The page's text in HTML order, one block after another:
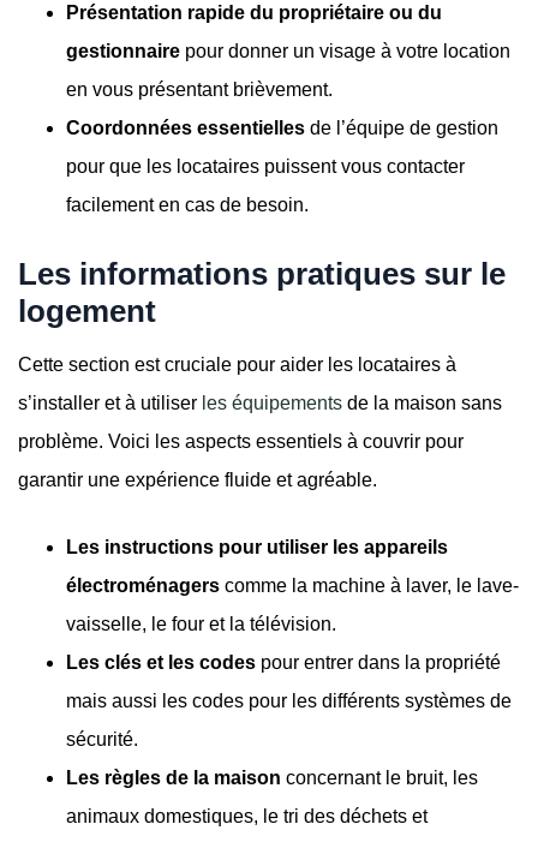
Présentation rapide du propriétaire ou du
gestionnaire pour donner un visage à votre location
en vous présentant brièvement.
Coordonnées essentielles de l’équipe de gestion
pour que les locataires puissent vous contacter
facilement en cas de besoin.
Les informations pratiques sur le
logement
Cette section est cruciale pour aider les locataires à
s’installer et à utiliser les équipements de la maison sans
problème. Voici les aspects essentiels à couvrir pour
garantir une expérience fluide et agréable.
Les instructions pour utiliser les appareils
électroménagers comme la machine à laver, le lave-
vaisselle, le four et la télévision.
Les clés et les codes pour entrer dans la propriété
mais aussi les codes pour les différents systèmes de
sécurité.
Les règles de la maison concernant le bruit, les
animaux domestiques, le tri des déchets et